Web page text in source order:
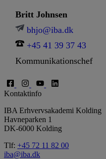
Britt Johnsen
bhjo@iba.dk
+45 41 39 37 43
Kommunikationschef
Kontaktinfo
IBA Erhvervsakademi Kolding
Havneparken 1
DK-6000 Kolding
Tlf: +45 72 11 82 00
iba@iba.dk